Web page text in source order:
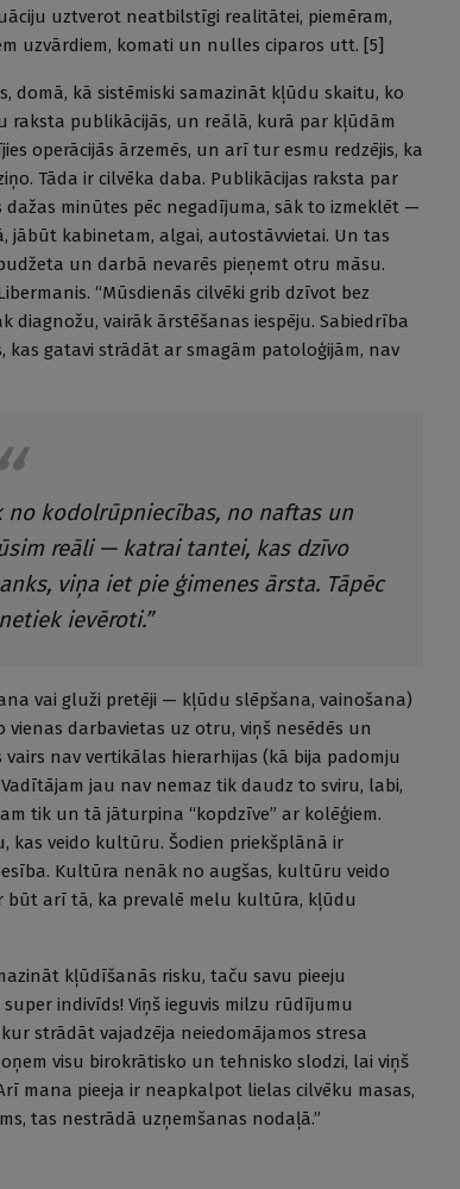
uztverot neatbilstīgi realitātei, piemēram,
uzvārdiem, komati un nulles ciparos utt. [5]
domā, kā sistēmiski samazināt kļūdu skaitu, ko
raksta publikācijās, un reālā, kurā par kļūdām
operācijās ārzemēs, un arī tur esmu redzējis, ka
Tāda ir cilvēka daba. Publikācijas raksta par
dažas minūtes pēc negadījuma, sāk to izmeklēt —
jābūt kabinetam, algai, autostāvvietai. Un tas
un darbā nevarēs pieņemt otru māsu.
“Mūsdienās cilvēki grib dzīvot bez
diagnožu, vairāk ārstēšanas iespēju. Sabiedrība
kas gatavi strādāt ar smagām patoloģijām, nav
no kodolrūpniecības, no naftas un
reāli — katrai tantei, kas dzīvo
viņa iet pie ģimenes ārsta. Tāpēc
ievēroti.”
vai gluži pretēji — kļūdu slēpšana, vainošana)
darbavietas uz otru, viņš nesēdēs un
nav vertikālas hierarhijas (kā bija padomju
jau nav nemaz tik daudz to sviru, labi,
tik un tā jāturpina “kopdzīve” ar kolēģiem.
kas veido kultūru. Šodien priekšplānā ir
Kultūra nenāk no augšas, kultūru veido
būt arī tā, ka prevalē melu kultūra, kļūdu
kļūdīšanās risku, taču savu pieeju
indivīds! Viņš ieguvis milzu rūdījumu
strādāt vajadzēja neiedomājamos stresa
visu birokrātisko un tehnisko slodzi, lai viņš
mana pieeja ir neapkalpot lielas cilvēku masas,
tas nestrādā uzņemšanas nodaļā.”